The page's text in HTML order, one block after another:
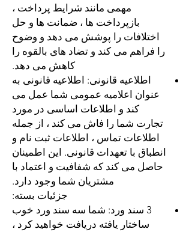
مهمی مانند شرایط پرداخت ،
بازپرداخت ها ، ضمانت ها و حل
اختلافات را پوشش می دهد و وضوح
را فراهم می کند و تضاد های بالقوه را
کاهش می دهد.
اطلاعیه قانونی: اطلاعیه قانونی به
عنوان اعلامیه عمومی شما عمل می
کند و اطلاعات اساسی در مورد
تجارت شما را فاش می کند ، از جمله
اطلاعات تماس ، اطلاعات ثبت نام و
انطباق با تعهدات قانونی. این اطمینان
حاصل می کند که شفافیت و اعتماد با
مشتریان شما وجود دارد.
جزئیات بسته:
3 سند ورد:
شما سه سند ورد خوب
ساختار یافته دریافت خواهید کرد ،